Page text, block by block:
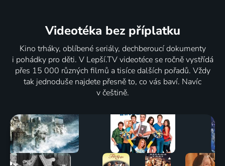
Videotéka bez příplatku
Kino trháky, oblíbené seriály, dechberoucí dokumenty
i pohádky pro děti. V Lepší.TV videotéce se ročně vystřídá
přes 15 000 různých filmů a tisíce dalších pořadů. Vždy
tak jednoduše najdete přesně to, co vás baví. Navíc
v češtině.